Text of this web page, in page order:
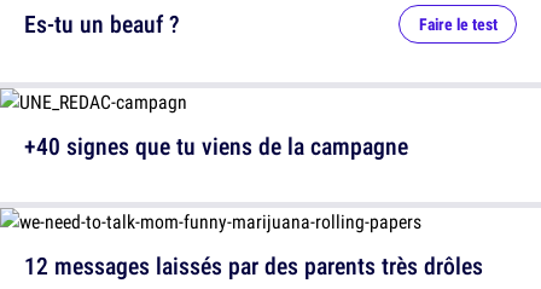
12 messages laissés par des parents très drôles
Es-tu un beauf ? Faire le test
+40 signes que tu viens de la campagne